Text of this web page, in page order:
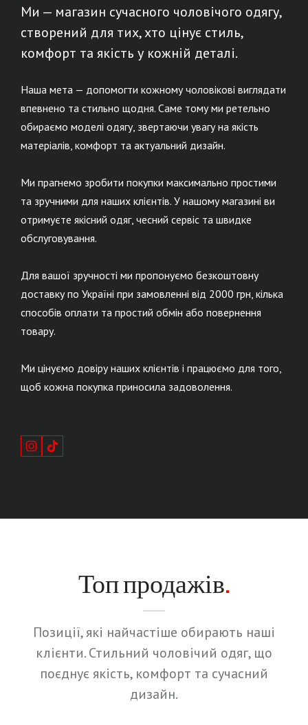
Ми — магазин сучасного чоловічого одягу,
створений для тих, хто цінує стиль,
комфорт та якість у кожній деталі.
Наша мета — допомогти кожному чоловікові виглядати
впевнено та стильно щодня. Саме тому ми ретельно
обираємо моделі одягу, звертаючи увагу на якість
матеріалів, комфорт та актуальний дизайн.
Ми прагнемо зробити покупки максимально простими
та зручними для наших клієнтів. У нашому магазині ви
отримуєте якісний одяг, чесний сервіс та швидке
обслуговування.
Для вашої зручності ми пропонуємо безкоштовну
доставку по Україні при замовленні від 2000 грн, кілька
способів оплати та простий обмін або повернення
товару.
Ми цінуємо довіру наших клієнтів і працюємо для того,
щоб кожна покупка приносила задоволення.
Топ продажів.
Позиції, які найчастіше обирають наші
клієнти. Стильний чоловічий одяг, що
поєднує якість, комфорт та сучасний
дизайн.